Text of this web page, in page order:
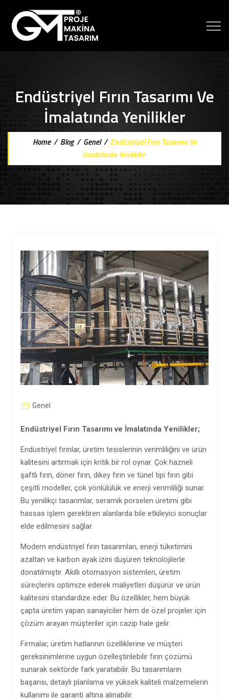
Endüstriyel Fırın Tasarımı Ve
İmalatında Yenilikler
Home/ Blog/ Genel/ Endüstriyel Fırın Tasarımı Ve
İmalatında Yenilikler
Genel
Endüstriyel Fırın Tasarımı ve İmalatında Yenilikler;
Endüstriyel fırınlar, üretim tesislerinin verimliliğini ve ürün
kalitesini artırmak için kritik bir rol oynar. Çok hazneli
şaftlı fırın, döner fırın, dikey fırın ve tünel tipi fırın gibi
çeşitli modeller, çok yönlülülük ve enerji verimliliği sunar.
Bu yenilikçi tasarımlar, seramik porselen üretimi gibi
hassas işlem gerektiren alanlarda bile etkileyici sonuçlar
elde edilmesini sağlar.
Modern endüstriyel fırın tasarımları, enerji tüketimini
azaltan ve karbon ayak izini düşüren teknolojilerle
donatılmıştır. Akıllı otomasyon sistemleri, üretim
süreçlerini optimize ederek maliyetleri düşürür ve ürün
kalitesini standardize eder. Bu özellikler, hem büyük
çapta üretim yapan sanayiciler hem de özel projeler için
çözüm arayan müşteriler için cazip hale gelir.
Firmalar, üretim hatlarının özelliklerine ve müşteri
gereksinimlerine uygun özelleştirilebilir fırın çözümü
sunarak sektörde fark yaratabilir. Bu tasarımların
başarısı, detaylı planlama ve yüksek kaliteli malzemelerin
kullanımı ile garanti altına alınabilir.